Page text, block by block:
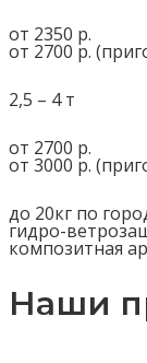
от 2350 р.
от 2700 р.
2,5 – 4 т
от 2700 р.
от 3000 р.
до 20кг по
гидро-
композитная
Наши